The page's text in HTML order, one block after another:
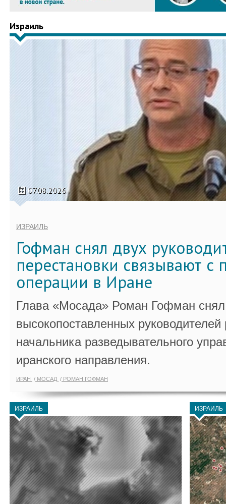
Израиль
07.08.2026
ИЗРАИЛЬ
Гофман снял двух
перестановки связывают с
операции в Иране
Глава «Мосада» Роман Гофман снял
высокопоставленных
начальника разведывательного
иранского направления.
ИРАН МОСАД РОМАН ГОФМАН
ИЗРАИЛЬ ИЗРАИЛЬ